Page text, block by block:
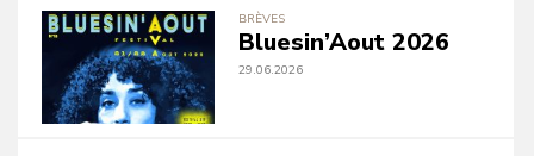
BRÈVES
Bluesin’Aout 2026
29.06.2026